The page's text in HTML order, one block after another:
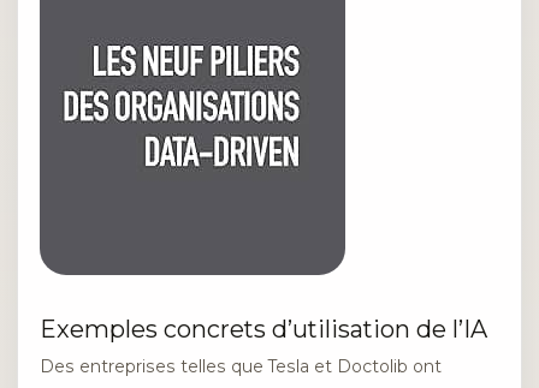
Exemples concrets d’utilisation de l’IA
Des entreprises telles que Tesla et Doctolib ont